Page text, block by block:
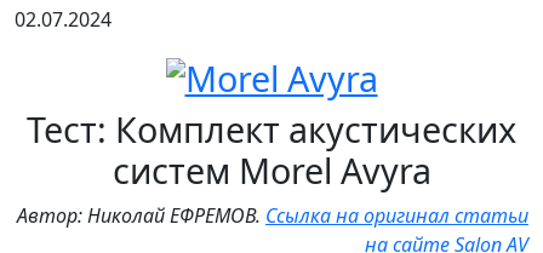
02.07.2024
Тест: Комплект акустических
систем Morel Avyra
Автор: Николай ЕФРЕМОВ. Ссылка на оригинал статьи
на сайте Salon AV